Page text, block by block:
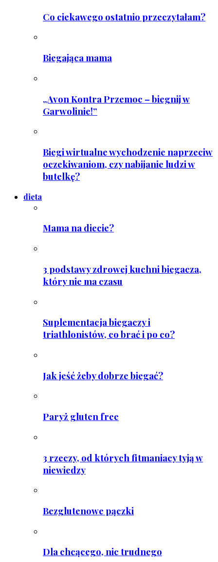
Co ciekawego ostatnio przeczytałam?
Biegająca mama
„Avon Kontra Przemoc – biegnij w
Garwolinie!”
Biegi wirtualne wychodzenie naprzeciw
oczekiwaniom, czy nabijanie ludzi w
butelkę?
dieta
Mama na diecie?
3 podstawy zdrowej kuchni biegacza,
który nie ma czasu
Suplementacja biegaczy i
triathlonistów, co brać i po co?
Jak jeść żeby dobrze biegać?
Paryż gluten free
3 rzeczy, od których fitmaniacy tyją w
niewiedzy
Bezglutenowe pączki
Dla chcącego, nic trudnego